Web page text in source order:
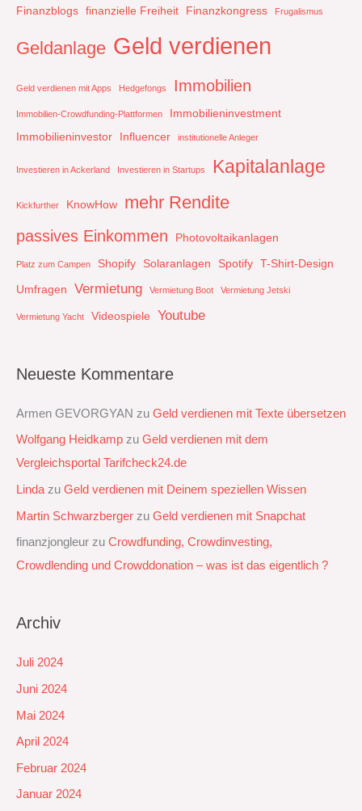
Finanzblogs finanzielle Freiheit Finanzkongress Frugalismus
Geldanlage Geld verdienen
Geld verdienen mit Apps Hedgefongs Immobilien
Immobilien-Crowdfunding-Plattformen
Immobilieninvestment
Immobilieninvestor
Influencer institutionelle Anleger
Investieren in Ackerland Investieren in Startups Kapitalanlage
Kickfurther KnowHow mehr Rendite
passives Einkommen Photovoltaikanlagen
Platz zum Campen Shopify Solaranlagen Spotify T-Shirt-Design
Umfragen
Vermietung Vermietung Boot Vermietung Jetski
Vermietung Yacht Videospiele Youtube
Neueste Kommentare
Armen GEVORGYAN zu Geld verdienen mit Texte übersetzen
Wolfgang Heidkamp zu Geld verdienen mit dem
Vergleichsportal Tarifcheck24.de
Linda zu Geld verdienen mit Deinem speziellen Wissen
Martin Schwarzberger zu Geld verdienen mit Snapchat‭
finanzjongleur zu Crowdfunding, Crowdinvesting,
Crowdlending und Crowddonation – was ist das eigentlich ?
Archiv
Juli 2024
Juni 2024
Mai 2024
April 2024
Februar 2024
Januar 2024